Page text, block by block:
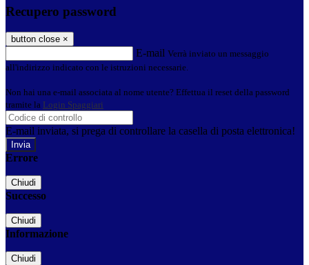
Recupero password
button close ×
E-mail Verrà inviato un messaggio
all'indirizzo indicato con le istruzioni necessarie.
Non hai una e-mail associata al nome utente? Effettua il reset della password
tramite la Login Spaggiari
E-mail inviata, si prega di controllare la casella di posta elettronica!
Errore
Chiudi
Successo
Chiudi
Informazione
Chiudi